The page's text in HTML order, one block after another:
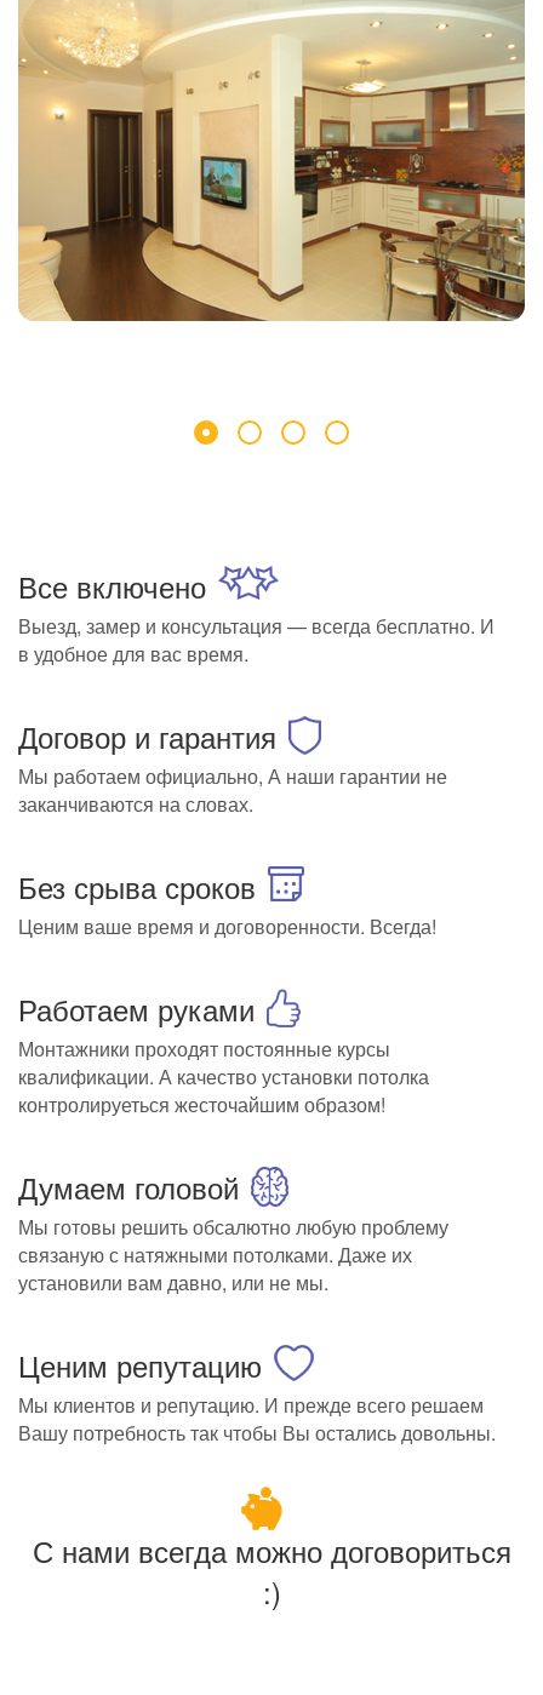
Все включено
Выезд, замер и консультация — всегда бесплатно. И
в удобное для вас время.
Договор и гарантия
Мы работаем официально, А наши гарантии не
заканчиваются на словах.
Без срыва сроков
Ценим ваше время и договоренности. Всегда!
Работаем руками
Монтажники проходят постоянные курсы
квалификации. А качество установки потолка
контролируеться жесточайшим образом!
Думаем головой
Мы готовы решить обсалютно любую проблему
связаную с натяжными потолками. Даже их
установили вам давно, или не мы.
Ценим репутацию
Мы клиентов и репутацию. И прежде всего решаем
Вашу потребность так чтобы Вы остались довольны.
С нами всегда можно договориться
:)